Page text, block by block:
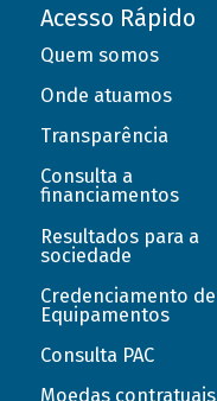
Acesso Rápido
Quem somos
Onde atuamos
Transparência
Consulta a
financiamentos
Resultados para a
sociedade
Credenciamento de
Equipamentos
Consulta PAC
Moedas contratuais